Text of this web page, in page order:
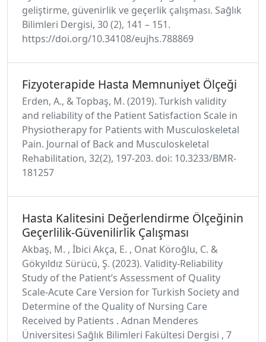
geliştirme, güvenirlik ve geçerlik çalışması. Sağlık
Bilimleri Dergisi, 30 (2), 141 – 151.
https://doi.org/10.34108/eujhs.788869
Fizyoterapide Hasta Memnuniyet Ölçeği
Erden, A., & Topbaş, M. (2019). Turkish validity
and reliability of the Patient Satisfaction Scale in
Physiotherapy for Patients with Musculoskeletal
Pain. Journal of Back and Musculoskeletal
Rehabilitation, 32(2), 197-203. doi: 10.3233/BMR-
181257
Hasta Kalitesini Değerlendirme Ölçeğinin
Geçerlilik-Güvenilirlik Çalışması
Akbaş, M. , İbici Akça, E. , Onat Köroğlu, C. &
Gökyıldız Sürücü, Ş. (2023). Validity-Reliability
Study of the Patient’s Assessment of Quality
Scale-Acute Care Version for Turkish Society and
Determine of the Quality of Nursing Care
Received by Patients . Adnan Menderes
Üniversitesi Sağlık Bilimleri Fakültesi Dergisi , 7